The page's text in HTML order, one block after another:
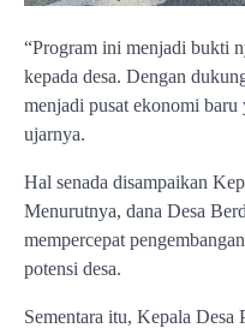
“Program ini menjadi bukti
kepada desa. Dengan
menjadi pusat ekonomi
ujarnya.
Hal senada disampaikan
Menurutnya, dana Desa
mempercepat
potensi desa.
Sementara itu, Kepala